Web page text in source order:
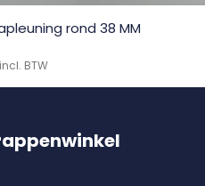
rond 38 MM
incl. BTW